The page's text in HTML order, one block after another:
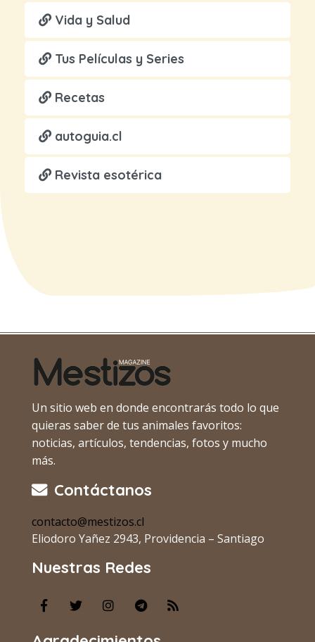
Vida y Salud
Tus Películas y Series
Recetas
autoguia.cl
Revista esotérica
Un sitio web en donde encontrarás todo lo que
quieras saber de tus animales favoritos:
noticias, artículos, tendencias, fotos y mucho
más.
Contáctanos
contacto@mestizos.cl
Eliodoro Yañez 2943, Providencia – Santiago
Nuestras Redes